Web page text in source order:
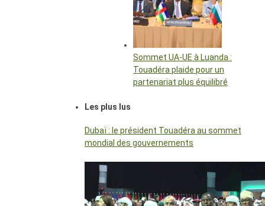
Sommet UA-UE à Luanda :
Touadéra plaide pour un
partenariat plus équilibré
Les plus lus
Dubaï : le président Touadéra au sommet
mondial des gouvernements